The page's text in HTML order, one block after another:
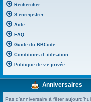
Rechercher
S’enregistrer
Aide
FAQ
Guide du BBCode
Conditions d’utilisation
Politique de vie privée
Anniversaires
Pas d’anniversaire à fêter aujourd’hui